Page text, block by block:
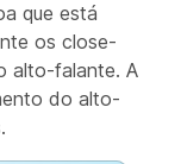
que está
os close-
alto-falante. A
do alto-